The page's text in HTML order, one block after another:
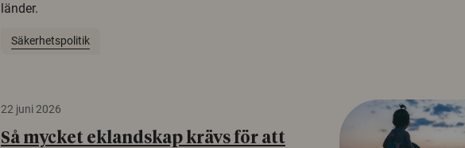
länder.
Säkerhetspolitik
22 juni 2026
Så mycket eklandskap krävs för att